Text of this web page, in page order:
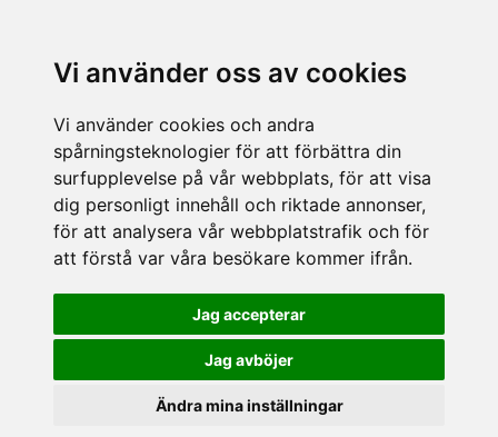
Vi använder oss av cookies
Vi använder cookies och andra
spårningsteknologier för att förbättra din
surfupplevelse på vår webbplats, för att visa
dig personligt innehåll och riktade annonser,
för att analysera vår webbplatstrafik och för
att förstå var våra besökare kommer ifrån.
Jag accepterar
Jag avböjer
Ändra mina inställningar